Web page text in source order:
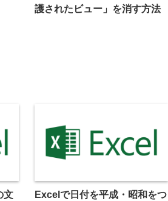
護されたビュー」を消す方法
文
Excelで日付を平成・昭和をつ